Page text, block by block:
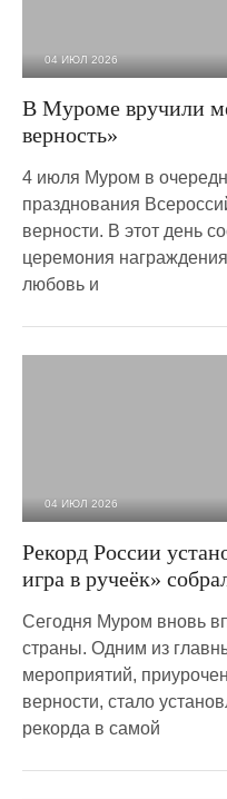
04 ИЮЛ 2026
В Муроме вручили
верность»
4 июля Муром в
празднования
верности. В этот день
церемония
любовь и
04 ИЮЛ 2026
Рекорд России
игра в ручеёк»
Сегодня Муром вновь
страны. Одним из
мероприятий,
верности, стало
рекорда в самой